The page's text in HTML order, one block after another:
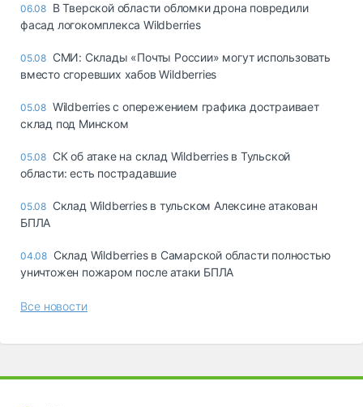
06.08 В Тверской области обломки дрона повредили
фасад логокомплекса Wildberries
05.08 СМИ: Склады «Почты России» могут использовать
вместо сгоревших хабов Wildberries
05.08 Wildberries с опережением графика достраивает
склад под Минском
05.08 СК об атаке на склад Wildberries в Тульской
области: есть пострадавшие
05.08 Склад Wildberries в тульском Алексине атакован
БПЛА
04.08 Склад Wildberries в Самарской области полностью
уничтожен пожаром после атаки БПЛА
Все новости